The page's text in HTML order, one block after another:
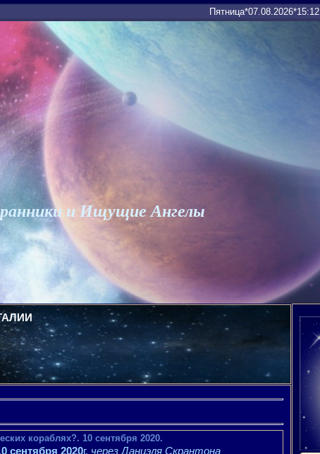
Пятница*07.08.2026*15:12
и Ищущие Ангелы
кораблях?. 10 сентября 2020.
сентября 2020г. через Даниэля Скрантона